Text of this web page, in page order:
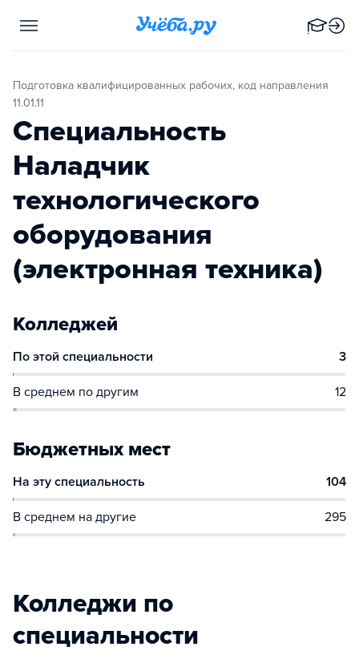
Подготовка квалифицированных рабочих, код направления
11.01.11
Специальность
Наладчик
технологического
оборудования
(электронная техника)
Колледжей
По этой специальности 3
В среднем по другим 12
Бюджетных мест
На эту специальность 104
В среднем на другие 295
Колледжи по
специальности